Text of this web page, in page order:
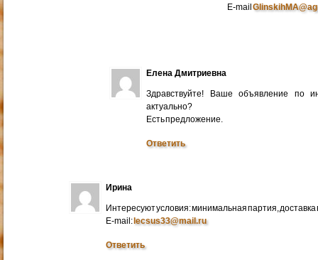
E-mail
Елена Дмитриевна
Здравствуйте! Ваше объявление по
актуально?
Есть предложение.
Ответить
Ирина
Интересуют условия: минимальная партия, доставка
E-mail:lecsus33@mail.ru
Ответить